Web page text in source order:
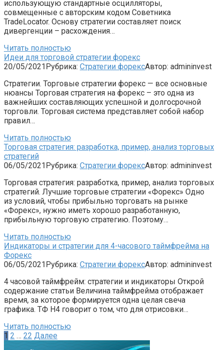
использующую стандартные осцилляторы,
совмещенные с авторским кодом Советника
TradeLocator. Основу стратегии составляет поиск
дивергенции – расхождения…
Читать полностью
Идеи для торговой стратегии форекс
20/05/2021Рубрика: Стратегии форексАвтор: admininvest
Стратегии. Торговые стратегии форекс — все основные
нюансы Торговая стратегия на форекс – это одна из
важнейших составляющих успешной и долгосрочной
торговли. Торговая система представляет собой набор
правил…
Читать полностью
Торговая стратегия: разработка, пример, анализ торговых
стратегий
06/05/2021Рубрика: Стратегии форексАвтор: admininvest
Торговая стратегия: разработка, пример, анализ торговых
стратегий. Лучшие торговые стратегии «Форекс» Одно
из условий, чтобы прибыльно торговать на рынке
«Форекс», нужно иметь хорошо разработанную,
прибыльную торговую стратегию. Поэтому…
Читать полностью
Индикаторы и стратегии для 4-часового таймфрейма на
Форекс
06/05/2021Рубрика: Стратегии форексАвтор: admininvest
4 часовой таймфрейм: стратегии и индикаторы Открой
содержание статьи Величина таймфрейма отображает
время, за которое формируется одна целая свеча
графика. ТФ H4 говорит о том, что для отрисовки…
Читать полностью
Пагинация
1 2 … 22 Далее